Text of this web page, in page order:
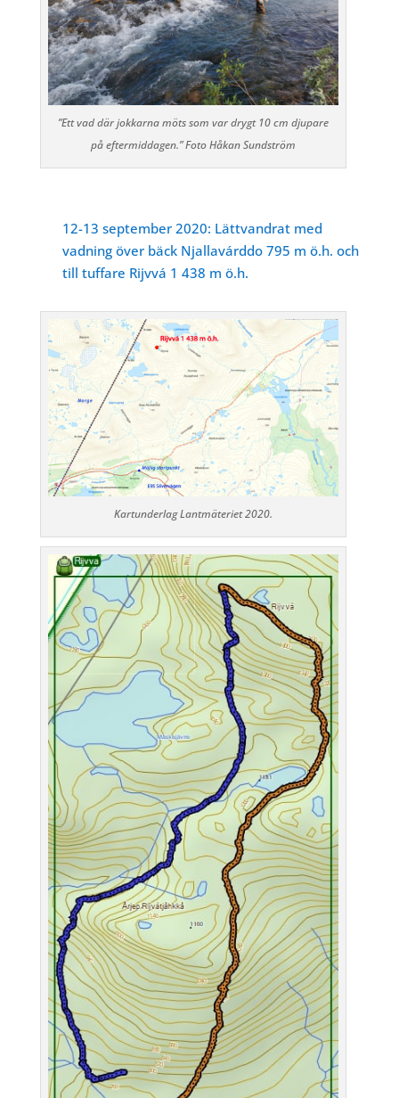
”Ett vad där jokkarna möts som var drygt 10 cm djupare
på eftermiddagen.” Foto Håkan Sundström
12-13 september 2020: Lättvandrat med
vadning över bäck Njallavárddo 795 m ö.h. och
till tuffare Rijvvá 1 438 m ö.h.
Kartunderlag Lantmäteriet 2020.